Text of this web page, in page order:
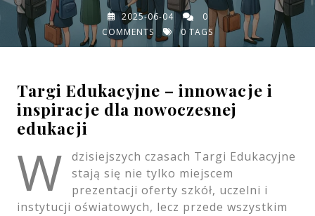
2025-06-04
0
COMMENTS
0 TAGS
Targi Edukacyjne – innowacje i
inspiracje dla nowoczesnej
edukacji
W
dzisiejszych czasach Targi Edukacyjne
stają się nie tylko miejscem
prezentacji oferty szkół, uczelni i
instytucji oświatowych, lecz przede wszystkim